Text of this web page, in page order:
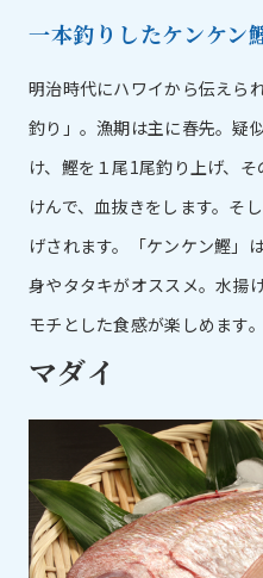
一本釣りしたケンケン
明治時代にハワイから伝えら
釣り」。漁期は主に春先。疑
け、鰹を１尾1尾釣り上げ、
けんで、血抜きをします。そ
げされます。「ケンケン鰹」
身やタタキがオススメ。水揚
モチとした食感が楽しめます。
マダイ